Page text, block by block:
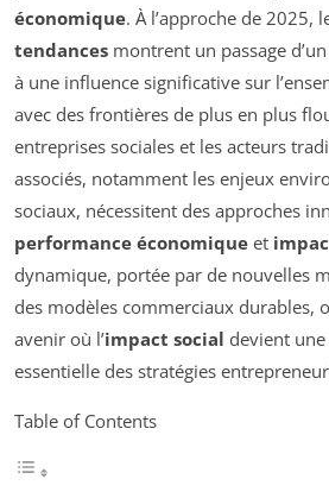
économique. À l’approche de 2025,
tendances montrent un passage
à une influence significative sur
avec des frontières de plus en plus
entreprises sociales et les acteurs
associés, notamment les enjeux
sociaux, nécessitent des approches
performance économique et
dynamique, portée par de nouvelles
des modèles commerciaux durables,
avenir où l’impact social devient
essentielle des stratégies
Table of Contents